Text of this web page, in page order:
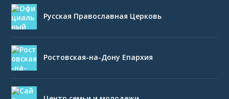
Русская Православная Церковь
Ростовская-на-Дону Епархия